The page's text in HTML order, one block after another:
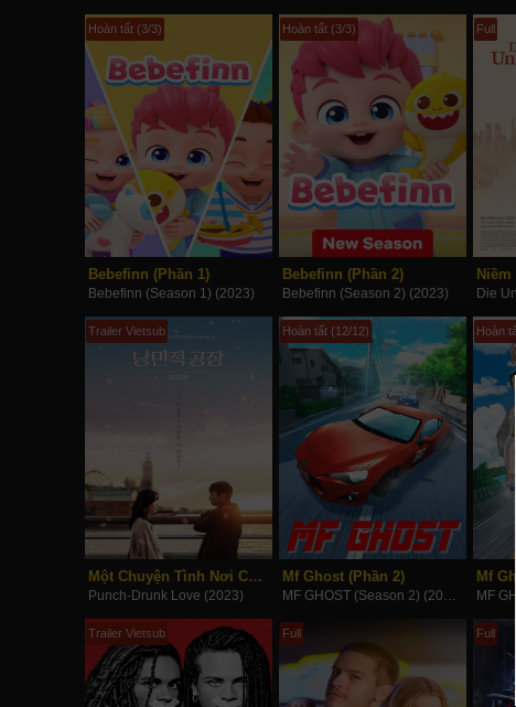
Hoàn tất (3/3)
Bebefinn (Phần 1)
Bebefinn (Season 1) (2023)
Hoàn tất (3/3)
Bebefinn (Phần 2)
Bebefinn (Season 2) (2023)
Full
Trailer Vietsub
Một Chuyện Tình Nơi Công Xưởng
Punch-Drunk Love (2023)
Hoàn tất (12/12)
Mf Ghost (Phần 2)
MF GHOST (Season 2) (2023)
Hoàn
Mf
Trailer Vietsub Full Full